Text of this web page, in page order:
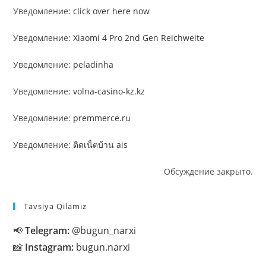
Уведомление:click over here now
Уведомление:Xiaomi 4 Pro 2nd Gen Reichweite
Уведомление: peladinha
Уведомление:volna-casino-kz.kz
Уведомление: premmerce.ru
Уведомление: ติดเน็ตบ้าน ais
Обсуждение закрыто.
Tavsiya Qilamiz
📢Telegram: @bugun_narxi
📸 Instagram: bugun.narxi